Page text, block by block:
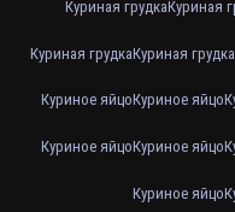
Куриная грудкаКуриная
Куриная грудкаКуриная грудка
Куриное яйцоКуриное яйцо
Куриное яйцоКуриное яйцо
Куриное яйцо